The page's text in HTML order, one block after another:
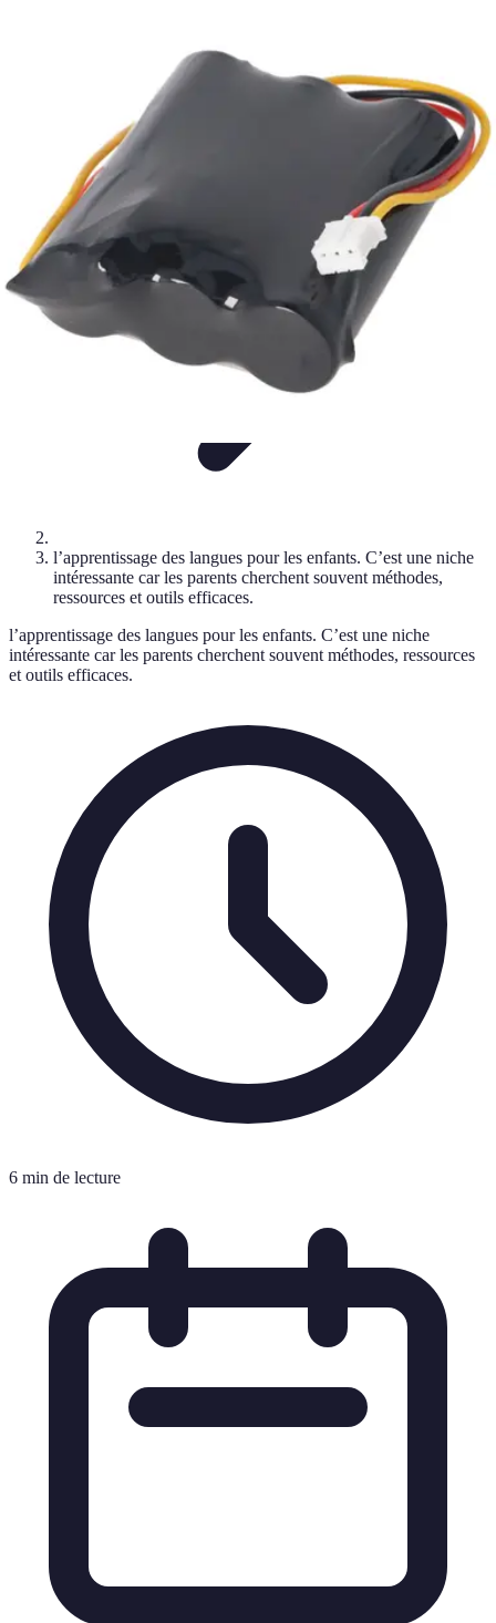
Langue Enfantine
l’apprentissage des langues pour les enfants. C’est une niche
intéressante car les parents cherchent souvent méthodes,
ressources et outils efficaces.
l’apprentissage des langues pour les enfants. C’est une niche
intéressante car les parents cherchent souvent méthodes, ressources
et outils efficaces.
6 min de lecture